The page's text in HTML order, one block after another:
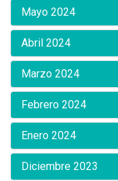
Mayo 2024
Abril 2024
Marzo 2024
Febrero 2024
Enero 2024
Diciembre 2023